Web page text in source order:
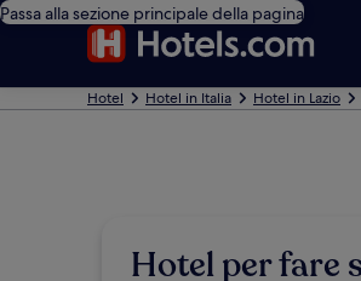
Passa alla sezione principale della pagina
Hotel Hotel in Italia Hotel in Lazio
Hotel per fare